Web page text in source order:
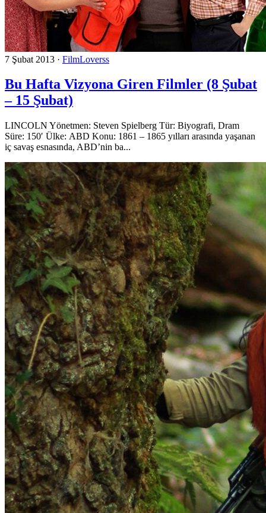
7 Şubat 2013 · FilmLoverss
Bu Hafta Vizyona Giren Filmler (8 Şubat
– 15 Şubat)
LINCOLN Yönetmen: Steven Spielberg Tür: Biyografi, Dram
Süre: 150′ Ülke: ABD Konu: 1861 – 1865 yılları arasında yaşanan
iç savaş esnasında, ABD’nin ba...